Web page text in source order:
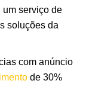
um serviço de
soluções da
com anúncio
de 30%